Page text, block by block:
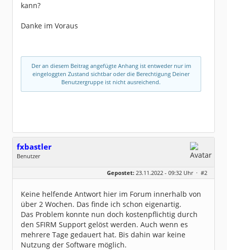
kann?
Danke im Voraus
Der an diesem Beitrag angefügte Anhang ist entweder nur im
eingeloggten Zustand sichtbar oder die Berechtigung Deiner
Benutzergruppe ist nicht ausreichend.
fxbastler
Benutzer
Dabei seit:
11 / 2022
Gepostet: 23.11.2022 - 09:32 Uhr · #2
Keine helfende Antwort hier im Forum innerhalb von
über 2 Wochen. Das finde ich schon eigenartig.
Das Problem konnte nun doch kostenpflichtig durch
den SFIRM Support gelöst werden. Auch wenn es
mehrere Tage gedauert hat. Bis dahin war keine
Nutzung der Software möglich.